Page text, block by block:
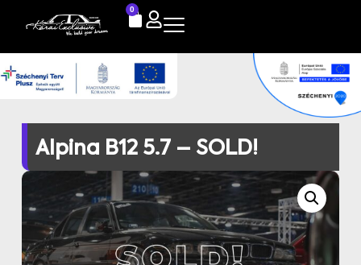
0
Alpina B12 5.7 – SOLD!